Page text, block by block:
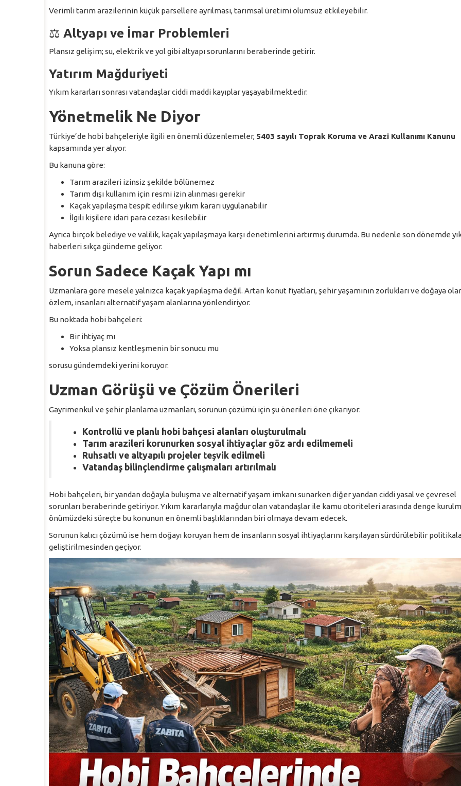
Verimli tarım arazilerinin küçük parsellere ayrılması, tarımsal üretimi olumsuz etkileyebilir.
⚖️ Altyapı ve İmar Problemleri
Plansız gelişim; su, elektrik ve yol gibi altyapı sorunlarını beraberinde getirir.
Yatırım Mağduriyeti
Yıkım kararları sonrası vatandaşlar ciddi maddi kayıplar yaşayabilmektedir.
Yönetmelik Ne Diyor
Türkiye’de hobi bahçeleriyle ilgili en önemli düzenlemeler, 5403 sayılı Toprak Koruma ve Arazi Kullanımı Kanunu
kapsamında yer alıyor.
Bu kanuna göre:
Tarım arazileri izinsiz şekilde bölünemez
Tarım dışı kullanım için resmi izin alınması gerekir
Kaçak yapılaşma tespit edilirse yıkım kararı uygulanabilir
İlgili kişilere idari para cezası kesilebilir
Ayrıca birçok belediye ve valilik, kaçak yapılaşmaya karşı denetimlerini artırmış durumda. Bu nedenle son dönemde
haberleri sıkça gündeme geliyor.
Sorun Sadece Kaçak Yapı mı
Uzmanlara göre mesele yalnızca kaçak yapılaşma değil. Artan konut fiyatları, şehir yaşamının zorlukları ve doğaya
özlem, insanları alternatif yaşam alanlarına yönlendiriyor.
Bu noktada hobi bahçeleri:
Bir ihtiyaç mı
Yoksa plansız kentleşmenin bir sonucu mu
sorusu gündemdeki yerini koruyor.
Uzman Görüşü ve Çözüm Önerileri
Gayrimenkul ve şehir planlama uzmanları, sorunun çözümü için şu önerileri öne çıkarıyor:
Kontrollü ve planlı hobi bahçesi alanları oluşturulmalı
Tarım arazileri korunurken sosyal ihtiyaçlar göz ardı edilmemeli
Ruhsatlı ve altyapılı projeler teşvik edilmeli
Vatandaş bilinçlendirme çalışmaları artırılmalı
Hobi bahçeleri, bir yandan doğayla buluşma ve alternatif yaşam imkanı sunarken diğer yandan ciddi yasal ve çevresel
sorunları beraberinde getiriyor. Yıkım kararlarıyla mağdur olan vatandaşlar ile kamu otoriteleri arasında denge
önümüzdeki süreçte bu konunun en önemli başlıklarından biri olmaya devam edecek.
Sorunun kalıcı çözümü ise hem doğayı koruyan hem de insanların sosyal ihtiyaçlarını karşılayan sürdürülebilir
geliştirilmesinden geçiyor.